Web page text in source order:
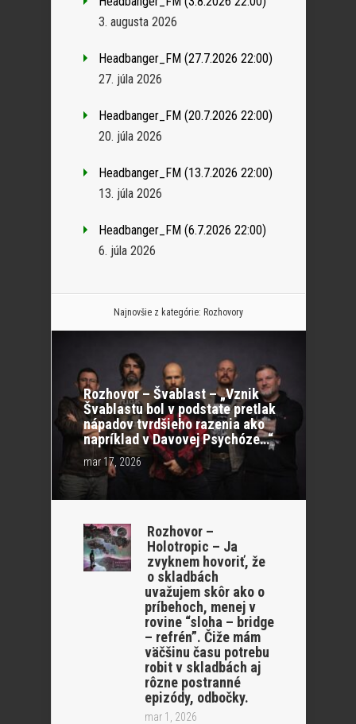
3. augusta 2026
Headbanger_FM (27.7.2026 22:00)
27. júla 2026
Headbanger_FM (20.7.2026 22:00)
20. júla 2026
Headbanger_FM (13.7.2026 22:00)
13. júla 2026
Headbanger_FM (6.7.2026 22:00)
6. júla 2026
Najnovšie z kategórie: Rozhovory
Rozhovor – Švablast – „Vznik
Švablastu bol v podstate pretlak
nápadov tvrdšieho razenia ako
napríklad v Davovej Psychóze…“
mar 17, 2026
Rozhovor –
Holotropic – Ja
zvyknem hovoriť, že
o skladbách
uvažujem skôr ako o
príbehoch, menej v
rovine “sloha – bridge
– refrén”. Čiže mám
väčšinu času potrebu
robit v skladbách aj
rôzne postranné
epizódy, odbočky.
mar 1, 2026